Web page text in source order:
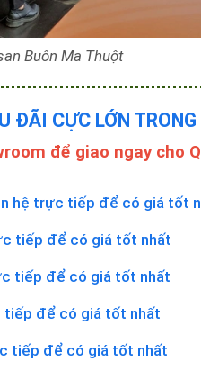
Buôn Ma Thuột
ĐÃI CỰC LỚN TRONG
để giao ngay cho
hệ trực tiếp để có giá tốt
tiếp để có giá tốt nhất
tiếp để có giá tốt nhất
tiếp để có giá tốt nhất
tiếp để có giá tốt nhất